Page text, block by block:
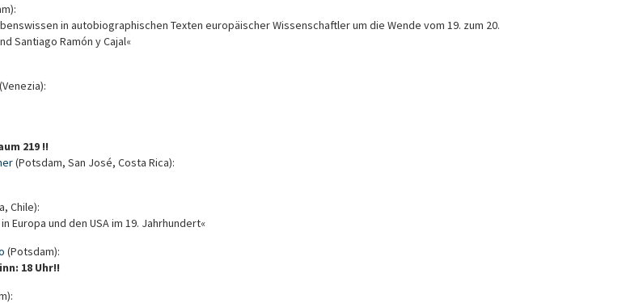
in autobiographischen Texten europäischer Wissenschaftler um die Wende vom 19. zum 20.
Santiago Ramón y Cajal«
(Venezia):
219 !!
(Potsdam, San José, Costa Rica):
Chile):
Europa und den USA im 19. Jahrhundert«
(Potsdam):
18 Uhr!!